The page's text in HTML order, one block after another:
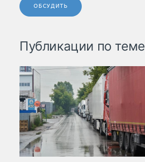
ОБСУДИТЬ
Публикации по теме